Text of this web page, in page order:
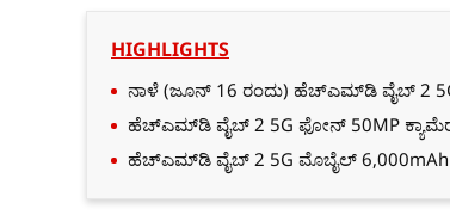
HIGHLIGHTS
ನಾಳೆ (ಜೂನ್‌ 16 ರಂದು) ಹೆಚ್‌ಎಮ್‌ಡಿ ವೈಬ್‌ 2
ಹೆಚ್‌ಎಮ್‌ಡಿ ವೈಬ್‌ 2 5G ಫೋನ್‌ 50MP
ಹೆಚ್‌ಎಮ್‌ಡಿ ವೈಬ್‌ 2 5G ಮೊಬೈಲ್‌ 6,000mAh